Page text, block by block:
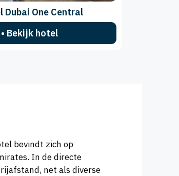
Dubai One Central
• Bekijk hotel
bevindt zich op
In de directe
net als diverse